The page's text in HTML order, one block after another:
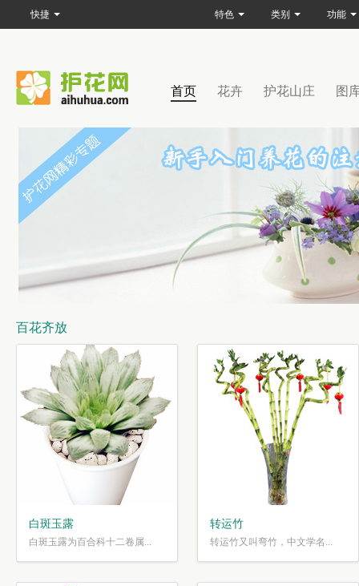
首页 花卉 护花山庄 图
百花齐放
白斑玉露
白斑玉露为百合科十二卷属...
转运竹
转运竹又叫弯竹，中文学名...
快捷 特色 类别 功能